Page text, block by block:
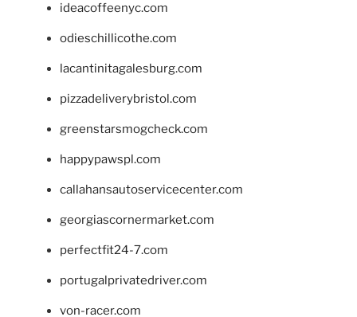
ideacoffeenyc.com
odieschillicothe.com
lacantinitagalesburg.com
pizzadeliverybristol.com
greenstarsmogcheck.com
happypawspl.com
callahansautoservicecenter.com
georgiascornermarket.com
perfectfit24-7.com
portugalprivatedriver.com
von-racer.com